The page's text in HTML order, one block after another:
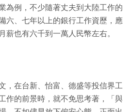
為例，不少隨著丈夫到大陸工作的
六、七年以上的銀行工作資歷，應
薪也有六千到一萬人民幣左右。
，在台新、怡富、德盛等投信界工
作的前景時，就不免思考著，「與